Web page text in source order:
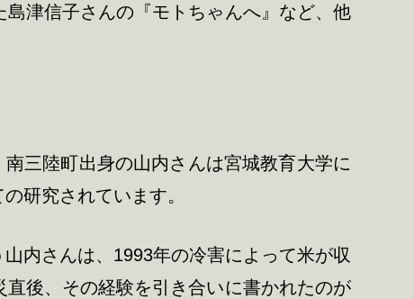
津信子さんの『モトちゃんへ』など、他
三陸町出身の山内さんは宮城教育大学に
研究されています。
内さんは、1993年の冷害によって米が収
後、その経験を引き合いに書かれたのが